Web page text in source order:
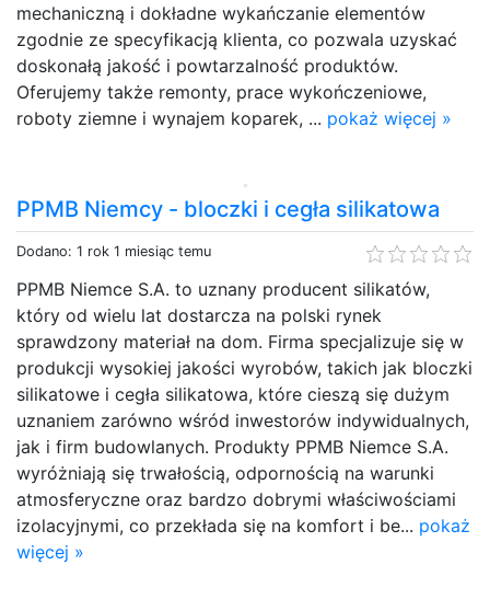
mechaniczną i dokładne wykańczanie elementów
zgodnie ze specyfikacją klienta, co pozwala uzyskać
doskonałą jakość i powtarzalność produktów.
Oferujemy także remonty, prace wykończeniowe,
roboty ziemne i wynajem koparek, ... pokaż więcej »
PPMB Niemcy - bloczki i cegła silikatowa
Dodano: 1 rok 1 miesiąc temu
PPMB Niemce S.A. to uznany producent silikatów,
który od wielu lat dostarcza na polski rynek
sprawdzony materiał na dom. Firma specjalizuje się w
produkcji wysokiej jakości wyrobów, takich jak bloczki
silikatowe i cegła silikatowa, które cieszą się dużym
uznaniem zarówno wśród inwestorów indywidualnych,
jak i firm budowlanych. Produkty PPMB Niemce S.A.
wyróżniają się trwałością, odpornością na warunki
atmosferyczne oraz bardzo dobrymi właściwościami
izolacyjnymi, co przekłada się na komfort i be... pokaż
więcej »